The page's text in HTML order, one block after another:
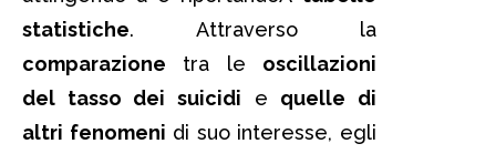
statistiche. Attraverso la
comparazione tra le oscillazioni
del tasso dei suicidi e quelle di
altri fenomeni di suo interesse, egli